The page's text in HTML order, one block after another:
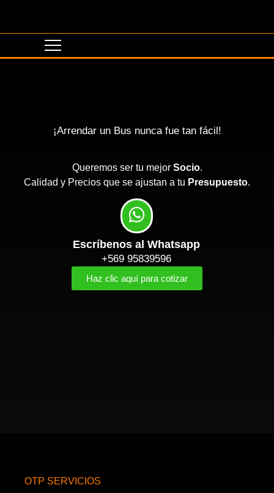
¡Arrendar un Bus nunca fue tan fácil!
Queremos ser tu mejor Socio.
Calidad y Precios que se ajustan a tu Presupuesto.
Escríbenos al Whatsapp
+569 95839596
Haz clic aquí para cotizar
OTP SERVICIOS